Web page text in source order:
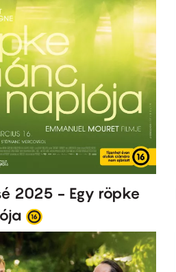
2025 - Egy röpke